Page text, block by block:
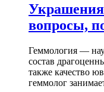
вопросы,
Геммология —
состав
также качество
геммолог